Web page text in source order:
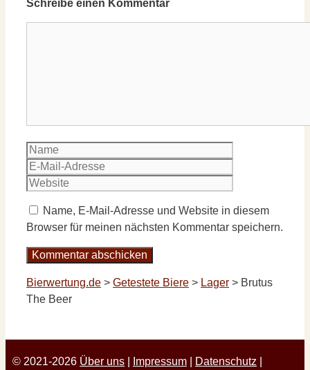
Schreibe einen Kommentar
Name
Name, E-Mail-Adresse und Website in diesem
Browser für meinen nächsten Kommentar speichern.
Bierwertung.de > Getestete Biere > Lager > Brutus
The Beer
© 2021-2026 Über uns Impressum Datenschutz